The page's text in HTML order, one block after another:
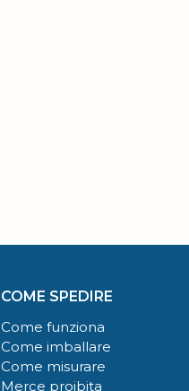
COME SPEDIRE
Come funziona
Come imballare
Come misurare
Merce proibita